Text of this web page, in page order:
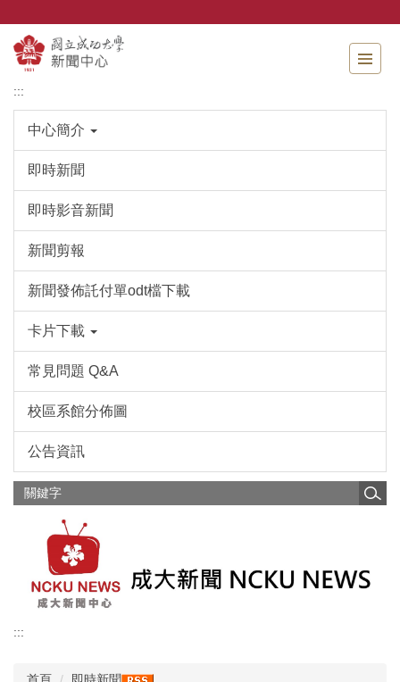
主
要
內
:::
中心簡介
即時新聞
即時影音新聞
新聞剪報
新聞發佈託付單odt檔下載
卡片下載
常見問題 Q&A
校區系館分佈圖
公告資訊
:::